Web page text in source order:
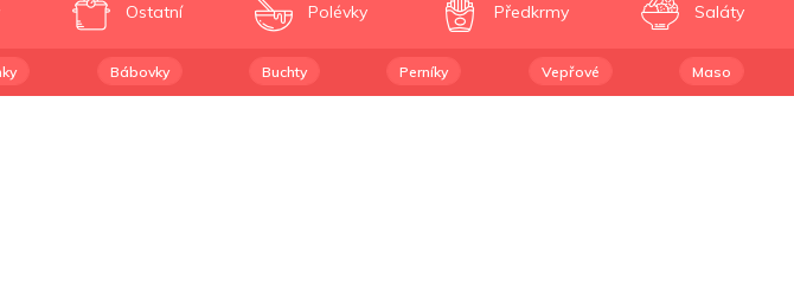
Ostatní Polévky Předkrmy Saláty
Bábovky Buchty Perníky Vepřové Maso